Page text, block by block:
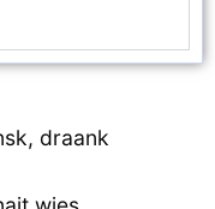
draank